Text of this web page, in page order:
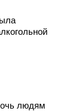
людям